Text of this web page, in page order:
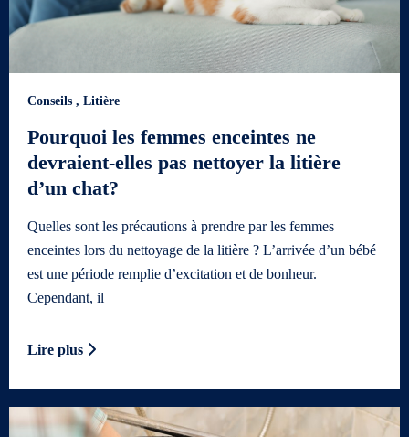
Conseils , Litière
Pourquoi les femmes enceintes ne
devraient-elles pas nettoyer la litière
d’un chat?
Quelles sont les précautions à prendre par les femmes
enceintes lors du nettoyage de la litière ? L’arrivée d’un bébé
est une période remplie d’excitation et de bonheur.
Cependant, il
Lire plus